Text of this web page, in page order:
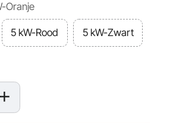
Oranje
5 kW-Rood 5 kW-Zwart